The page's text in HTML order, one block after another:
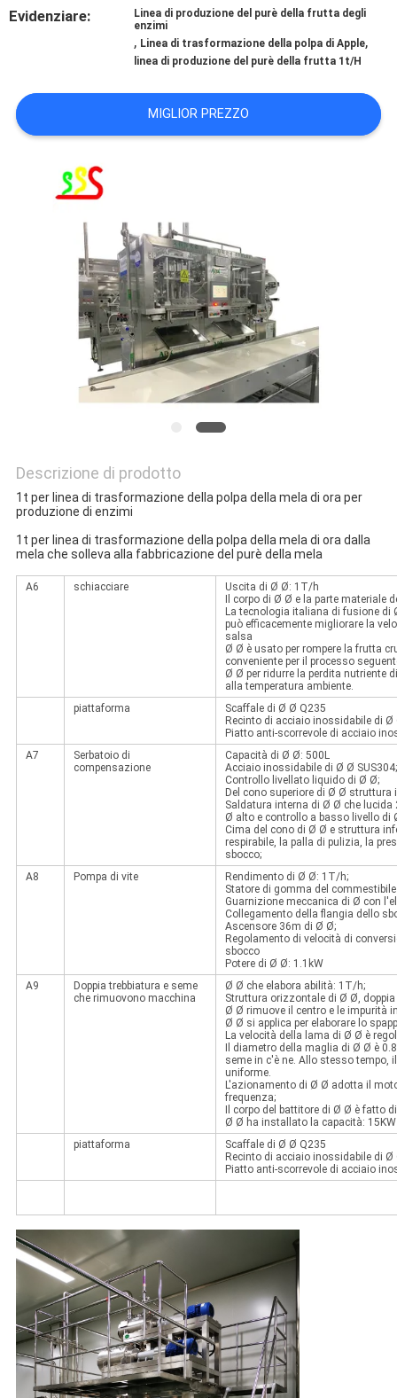
PREVENTIVO
MAPPA
PRIVACY
POLICY
Evidenziare:
Linea di produzione del purè della frutta degli
enzimi
, Linea di trasformazione della polpa di Apple,
linea di produzione del purè della frutta 1t/H
MIGLIOR PREZZO
Descrizione di prodotto
1t per linea di trasformazione della polpa della mela di ora per
produzione di enzimi
1t per linea di trasformazione della polpa della mela di ora dalla
mela che solleva alla fabbricazione del purè della mela
A6 schiacciare
Uscita di Ø Ø: 1T/h
Il corpo di Ø Ø e la parte materiale
La tecnologia italiana di fusione
può efficacemente migliorare la
salsa
Ø Ø è usato per rompere la frutta
conveniente per il processo
Ø Ø per ridurre la perdita nutriente
alla temperatura ambiente.
piattaforma
Scaffale di Ø Ø Q235
Recinto di acciaio inossidabile di Ø
Piatto anti-scorrevole di acciaio
A7
Serbatoio di
compensazione
Capacità di Ø Ø: 500L
Acciaio inossidabile di Ø Ø SUS304;
Controllo livellato liquido di Ø Ø;
Del cono superiore di Ø Ø struttura
Saldatura interna di Ø Ø che lucida
Ø alto e controllo a basso livello di
Cima del cono di Ø Ø e struttura
respirabile, la palla di pulizia, la
sbocco;
A8
Pompa di vite
Rendimento di Ø Ø: 1T/h;
Statore di gomma del
Guarnizione meccanica di Ø con
Collegamento della flangia dello
Ascensore 36m di Ø Ø;
Regolamento di velocità di
sbocco
Potere di Ø Ø: 1.1kW
A9
Doppia trebbiatura e seme
che rimuovono macchina
Ø Ø che elabora abilità: 1T/h;
Struttura orizzontale di Ø Ø,
Ø Ø rimuove il centro e le impurità
Ø Ø si applica per elaborare lo
La velocità della lama di Ø Ø è
Il diametro della maglia di Ø Ø è
seme in c'è ne. Allo stesso tempo,
uniforme.
L'azionamento di Ø Ø adotta il
frequenza;
Il corpo del battitore di Ø Ø è fatto
Ø Ø ha installato la capacità: 15KW
piattaforma
Scaffale di Ø Ø Q235
Recinto di acciaio inossidabile di Ø
Piatto anti-scorrevole di acciaio